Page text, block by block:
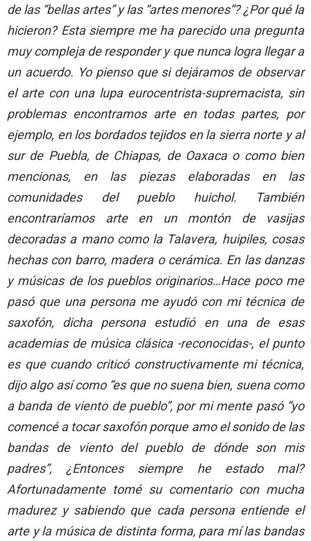
de las “bellas artes” y las “artes menores”? ¿Por qué la
hicieron? Esta siempre me ha parecido una pregunta
muy compleja de responder y que nunca logra llegar a
un acuerdo. Yo pienso que si dejáramos de observar
el arte con una lupa eurocentrista-supremacista, sin
problemas encontramos arte en todas partes, por
ejemplo, en los bordados tejidos en la sierra norte y al
sur de Puebla, de Chiapas, de Oaxaca o como bien
mencionas, en las piezas elaboradas en las
comunidades del pueblo huichol. También
encontraríamos arte en un montón de vasijas
decoradas a mano como la Talavera, huipiles, cosas
hechas con barro, madera o cerámica. En las danzas
y músicas de los pueblos originarios…Hace poco me
pasó que una persona me ayudó con mi técnica de
saxofón, dicha persona estudió en una de esas
academias de música clásica -reconocidas-, el punto
es que cuando criticó constructivamente mi técnica,
dijo algo así como “es que no suena bien, suena como
a banda de viento de pueblo”, por mi mente pasó “yo
comencé a tocar saxofón porque amo el sonido de las
bandas de viento del pueblo de dónde son mis
padres”, ¿Entonces siempre he estado mal?
Afortunadamente tomé su comentario con mucha
madurez y sabiendo que cada persona entiende el
arte y la música de distinta forma, para mí las bandas